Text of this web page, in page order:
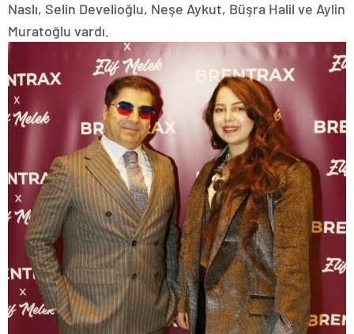
Naslı, Selin Develioğlu, Neşe Aykut, Büşra Halil ve Aylin
Muratoğlu vardı.